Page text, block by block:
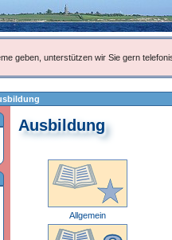
geben, unterstützen wir Sie gern
Ausbildung
Allgemein